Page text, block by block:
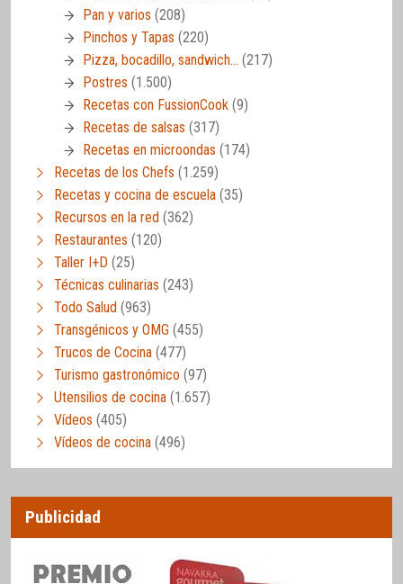
Pan y varios (208)
Pinchos y Tapas (220)
Pizza, bocadillo, sandwich… (217)
Postres (1.500)
Recetas con FussionCook (9)
Recetas de salsas (317)
Recetas en microondas (174)
Recetas de los Chefs (1.259)
Recetas y cocina de escuela (35)
Recursos en la red (362)
Restaurantes (120)
Taller I+D (25)
Técnicas culinarias (243)
Todo Salud (963)
Transgénicos y OMG (455)
Trucos de Cocina (477)
Turismo gastronómico (97)
Utensilios de cocina (1.657)
Vídeos (405)
Vídeos de cocina (496)
Publicidad